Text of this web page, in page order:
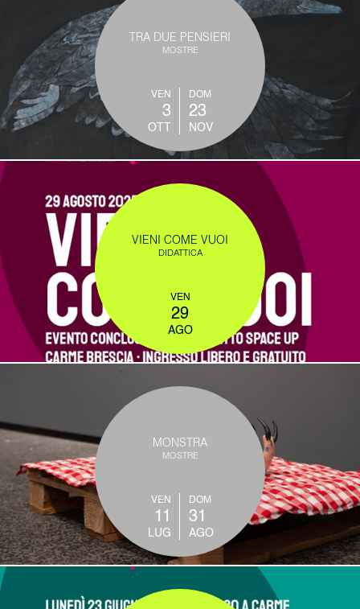
TRA DUE PENSIERI
MOSTRE
VEN
3
OTT
DOM
23
NOV
VIENI COME VUOI
DIDATTICA
VEN
29
AGO
MONSTRA
MOSTRE
VEN
11
LUG
DOM
31
AGO